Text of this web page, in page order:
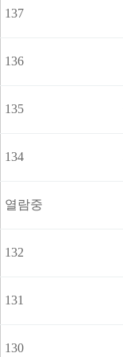
137
136
135
134
열람중
132
131
130